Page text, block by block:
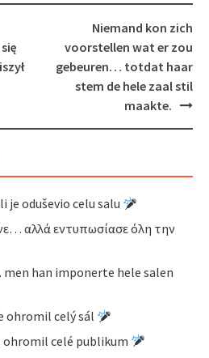
Niemand kon zich
voorstellen wat er zou
gebeuren… totdat haar
stem de hele zaal stil
maakte.
oduševio celu salu
αλλά εντυπωσίασε όλη την
han imponerte hele salen
ohromil celý sál
celé publikum